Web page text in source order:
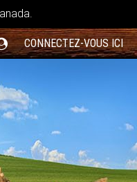
CONNECTEZ-VOUS ICI